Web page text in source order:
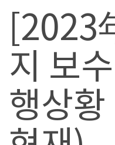
[2023
지 보
행상